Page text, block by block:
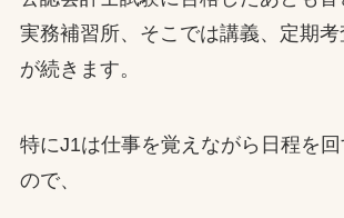
実務補習所、そこでは講義、定期
が続きます。
特にJ1は仕事を覚えながら日程を
ので、